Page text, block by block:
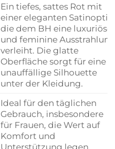
Ein tiefes, sattes Rot mit
einer eleganten Satinoptik,
die dem BH eine luxuriöse
und feminine Ausstrahlung
verleiht. Die glatte
Oberfläche sorgt für eine
unauffällige Silhouette
unter der Kleidung.
Ideal für den täglichen
Gebrauch, insbesondere
für Frauen, die Wert auf
Komfort und
Unterstützung legen.